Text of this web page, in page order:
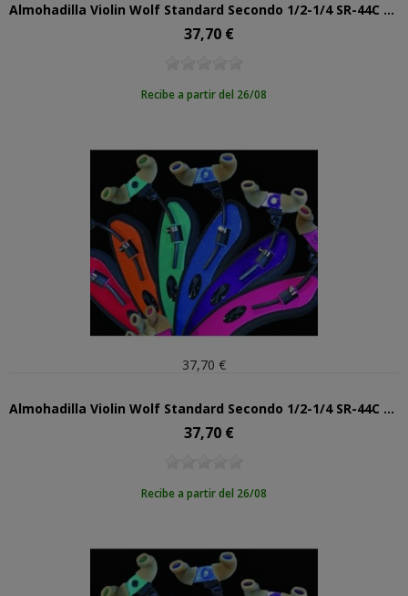
Almohadilla Violin Wolf Standard Secondo 1/2-1/4 SR-44C Naranja
Precio
37,70 €
Recibe a partir del 26/08
37,70 €
Almohadilla Violin Wolf Standard Secondo 1/2-1/4 SR-44C Rosa
Precio
37,70 €
Recibe a partir del 26/08